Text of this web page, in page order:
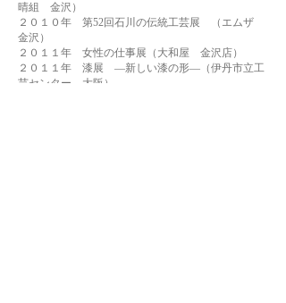
晴組 金沢）
２０１０年 第52回石川の伝統工芸展 （エムザ
金沢）
２０１１年 女性の仕事展（大和屋 金沢店）
２０１１年 漆展 ―新しい漆の形―（伊丹市立工
芸センター 大阪）